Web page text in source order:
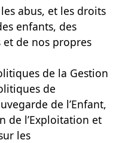
abus, et les droits
enfants, des
de nos propres
de la Gestion
de
de l’Enfant,
de l’Exploitation et
les